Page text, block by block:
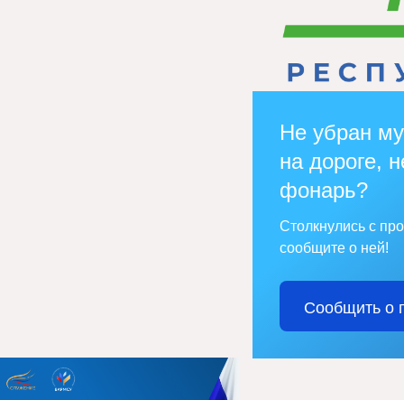
Не убран
на дороге,
фонарь?
Столкнулись с
сообщите о ней!
Сообщить о